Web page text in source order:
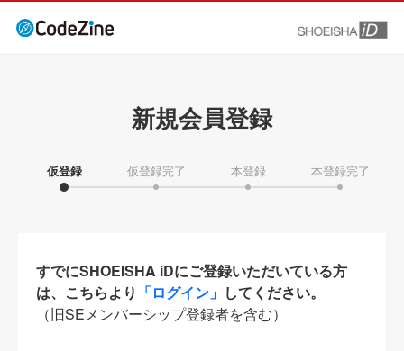
新規会員登録
仮登録 仮登録完了 本登録 本登録完了
すでにSHOEISHA iDにご登録いただいている方
は、こちらより 「ログイン」 してください。
（旧SEメンバーシップ登録者を含む）